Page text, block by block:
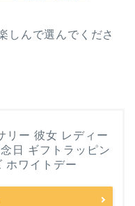
しんで選んでくださ
リー 彼女 レディー
日 ギフトラッピン
ホワイトデー